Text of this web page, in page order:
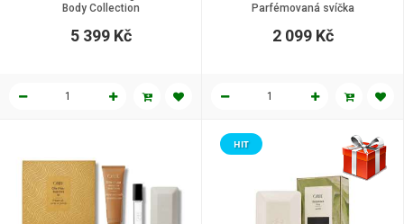
Body Collection
5 399 Kč
Parfémovaná svíčka
2 099 Kč
HIT